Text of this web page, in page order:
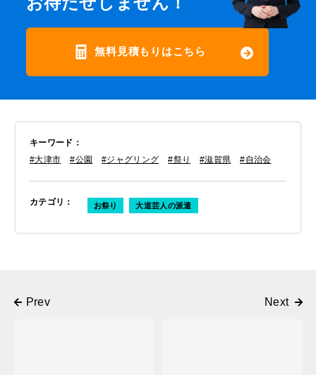
無料見積もりはこちら
キーワード ：
#大津市
#公園 #ジャグリング #祭り #滋賀県 #自治会
カテゴリ ： お祭り 大道芸人の派遣